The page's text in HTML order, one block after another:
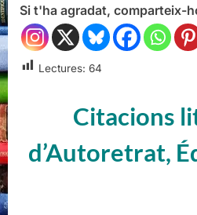
literàries
Édouard
Si t'ha agradat, comparteix-
Lectures: 64
Citacions
d’Autoretrat,